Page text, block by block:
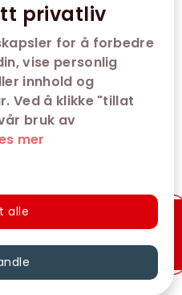
privatliv
for å forbedre
vise personlig
innhold og
Ved å klikke "tillat
bruk av
mer
alle
Hurtigkjøp